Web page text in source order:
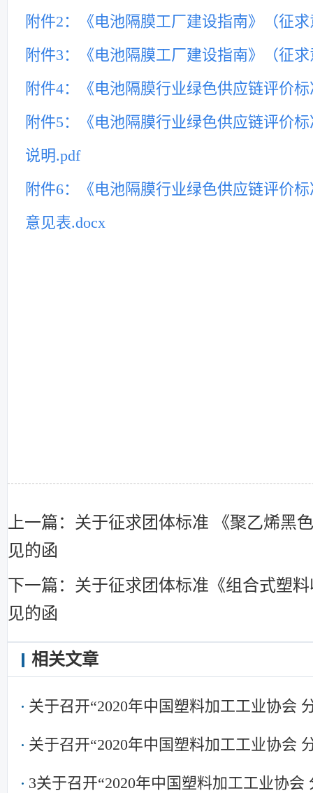
附件2：《电池隔膜工厂建设指南》（征
附件3：《电池隔膜工厂建设指南》（征
附件4：《电池隔膜行业绿色供应链评价
附件5：《电池隔膜行业绿色供应链评价
说明.pdf
附件6：《电池隔膜行业绿色供应链评价
意见表.docx
上一篇：关于征求团体标准 《聚乙烯黑
见的函
下一篇：关于征求团体标准《组合式塑
见的函
相关文章
关于召开“2020年中国塑料加工工业协会
关于召开“2020年中国塑料加工工业协会
3关于召开“2020年中国塑料加工工业协